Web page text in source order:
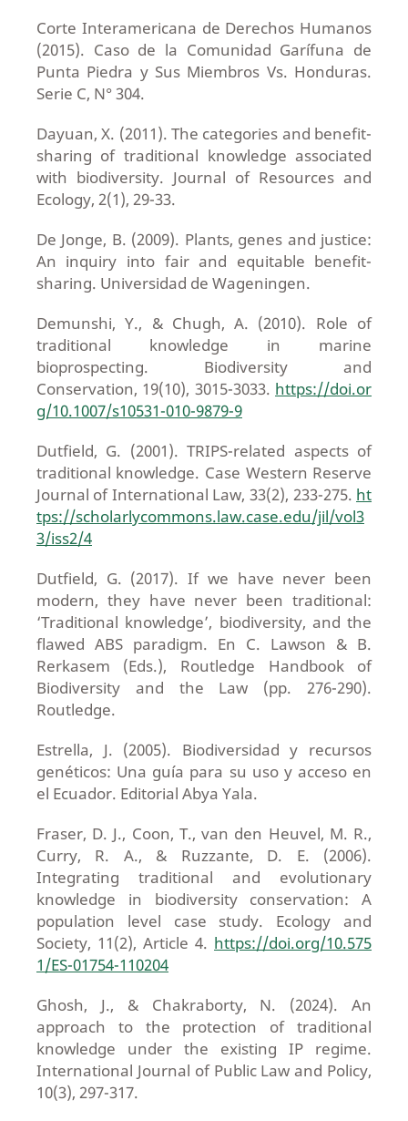
Corte Interamericana de Derechos Humanos
(2015). Caso de la Comunidad Garífuna de
Punta Piedra y Sus Miembros Vs. Honduras.
Serie C, N° 304.
Dayuan, X. (2011). The categories and benefit-
sharing of traditional knowledge associated
with biodiversity. Journal of Resources and
Ecology, 2(1), 29-33.
De Jonge, B. (2009). Plants, genes and justice:
An inquiry into fair and equitable benefit-
sharing. Universidad de Wageningen.
Demunshi, Y., & Chugh, A. (2010). Role of
traditional knowledge in marine
bioprospecting. Biodiversity and
Conservation, 19(10), 3015-3033. https://doi.or
g/10.1007/s10531-010-9879-9
Dutfield, G. (2001). TRIPS-related aspects of
traditional knowledge. Case Western Reserve
Journal of International Law, 33(2), 233-275. ht
tps://scholarlycommons.law.case.edu/jil/vol3
3/iss2/4
Dutfield, G. (2017). If we have never been
modern, they have never been traditional:
‘Traditional knowledge’, biodiversity, and the
flawed ABS paradigm. En C. Lawson & B.
Rerkasem (Eds.), Routledge Handbook of
Biodiversity and the Law (pp. 276-290).
Routledge.
Estrella, J. (2005). Biodiversidad y recursos
genéticos: Una guía para su uso y acceso en
el Ecuador. Editorial Abya Yala.
Fraser, D. J., Coon, T., van den Heuvel, M. R.,
Curry, R. A., & Ruzzante, D. E. (2006).
Integrating traditional and evolutionary
knowledge in biodiversity conservation: A
population level case study. Ecology and
Society, 11(2), Article 4. https://doi.org/10.575
1/ES-01754-110204
Ghosh, J., & Chakraborty, N. (2024). An
approach to the protection of traditional
knowledge under the existing IP regime.
International Journal of Public Law and Policy,
10(3), 297-317.